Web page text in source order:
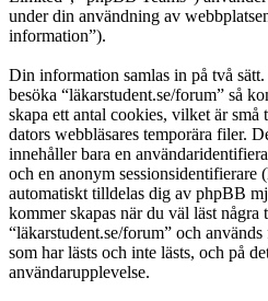
under din användning av
information”).
Din information samlas in på två
besöka “läkarstudent.se/forum” så
skapa ett antal cookies, vilket är
dators webbläsares temporära filer.
innehåller bara en
och en anonym sessionsidentifierare
automatiskt tilldelas dig av phpBB
kommer skapas när du väl läst några
“läkarstudent.se/forum” och
som har lästs och inte lästs, och på
användarupplevelse.